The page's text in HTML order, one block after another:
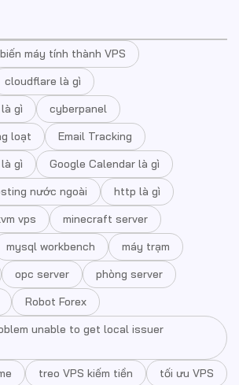
biến máy tính thành VPS
cloudflare là gì
gì
cyberpanel
loạt
Email Tracking
gì
Google Calendar là gì
nước ngoài
http là gì
vps
minecraft server
mysql workbench
máy trạm
opc server
phòng server
Robot Forex
unable to get local issuer
treo VPS kiếm tiền
tối ưu VPS